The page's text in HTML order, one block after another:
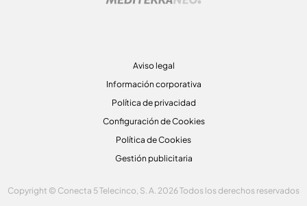
Aviso legal
Información corporativa
Política de privacidad
Configuración de Cookies
Política de Cookies
Gestión publicitaria
Copyright © Conecta 5 Telecinco, S. A. 2026 Todos los derechos reservados